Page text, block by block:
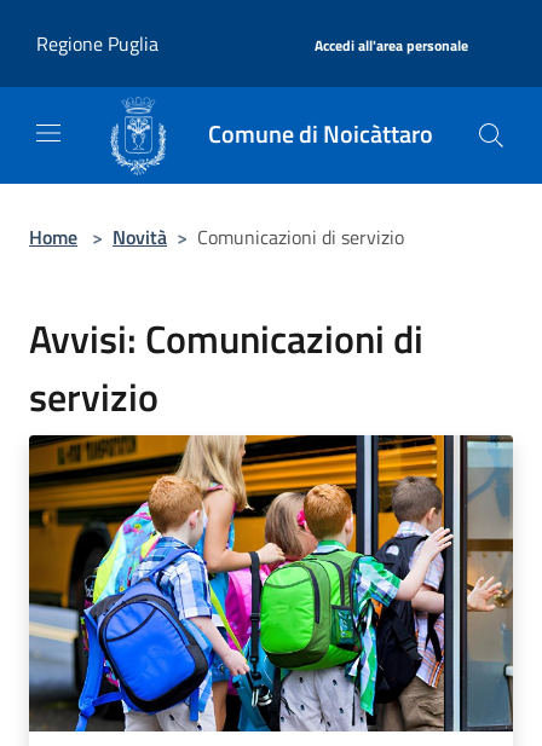
Regione Puglia
Accedi all'area personale
Comune di Noicàttaro
Home > Novità > Comunicazioni di servizio
Avvisi: Comunicazioni di
servizio